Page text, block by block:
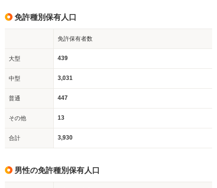
免許種別保有人口
免許保有者数
大型 439
中型 3,031
普通 447
その他 13
合計 3,930
男性の免許種別保有人口